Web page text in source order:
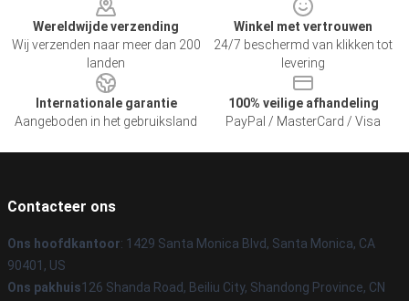
Wereldwijde verzending
Wij verzenden naar meer dan 200
landen
Winkel met vertrouwen
24/7 beschermd van klikken tot
levering
Internationale garantie
Aangeboden in het gebruiksland
100% veilige afhandeling
PayPal / MasterCard / Visa
Contacteer ons
Ons hoofdkantoor: 1429 Santa Monica Blvd, Santa Monica, CA
90401, US
Ons pakhuis126 Shanda Road, Beiliu City, Shandong Province, CN